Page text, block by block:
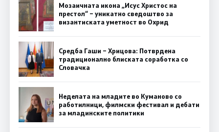
Мозаичната икона „Исус Христос на
престол“ – уникатно сведоштво за
византиската уметност во Охрид
Средба Гаши – Хрицова: Потврдена
традиционално блиската соработка со
Словачка
Неделата на младите во Куманово со
работилници, филмски фестивал и дебати
за младинските политики